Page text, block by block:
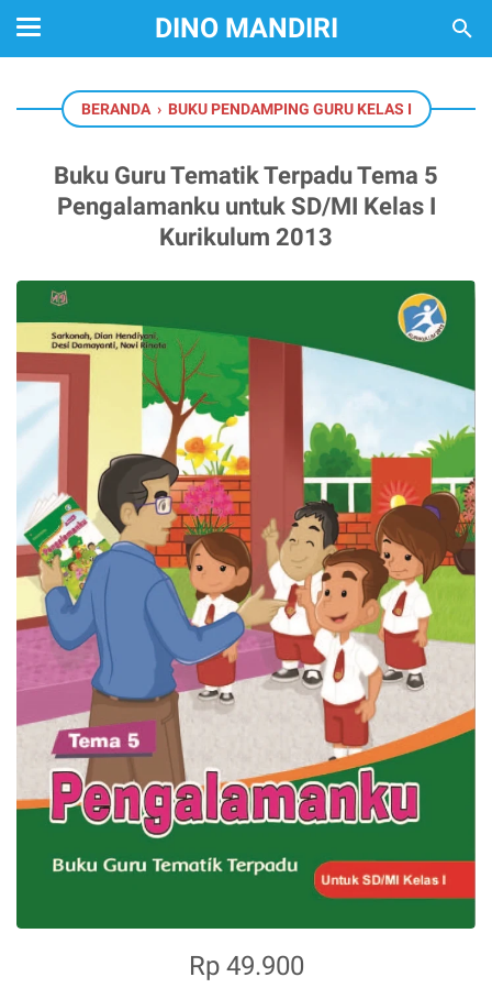
DINO MANDIRI
BERANDA › BUKU PENDAMPING GURU KELAS I
Buku Guru Tematik Terpadu Tema 5
Pengalamanku untuk SD/MI Kelas I
Kurikulum 2013
Rp 49.900